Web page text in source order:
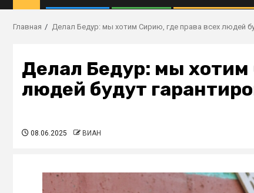
Главная Делал Бедур: мы хотим Сирию, где права всех людей
Делал Бедур: мы
людей будут
08.06.2025 ВИАН